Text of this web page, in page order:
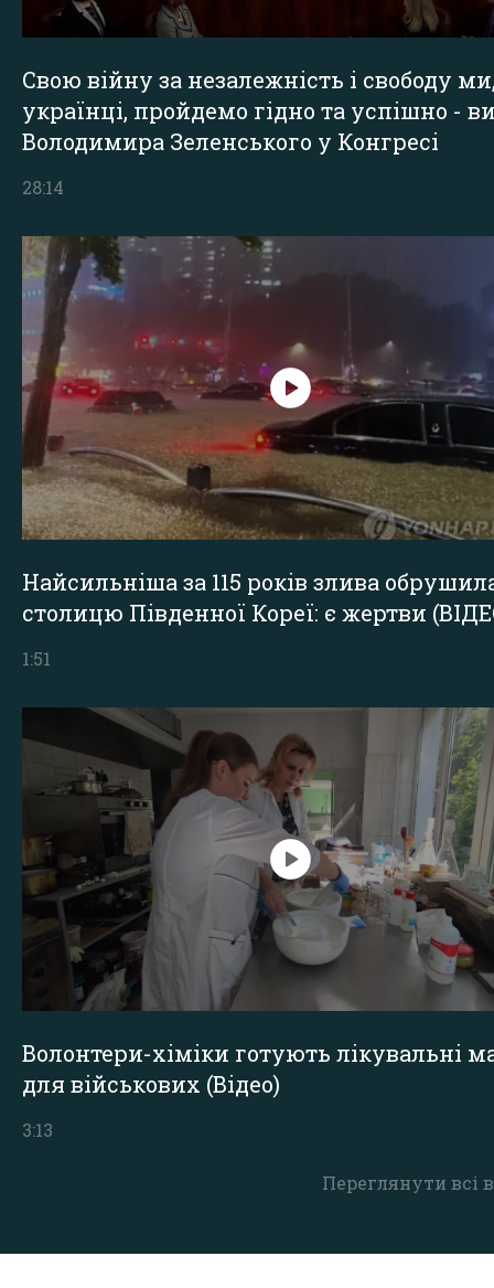
Переглянути всі
Свою війну за незалежність і свободу
українці, пройдемо гідно та успішно -
Володимира Зеленського у Конгресі
28:14
Найсильніша за 115 років злива
столицю Південної Кореї: є жертви
1:51
Волонтери-хіміки готують лікувальні
для військових (Відео)
3:13